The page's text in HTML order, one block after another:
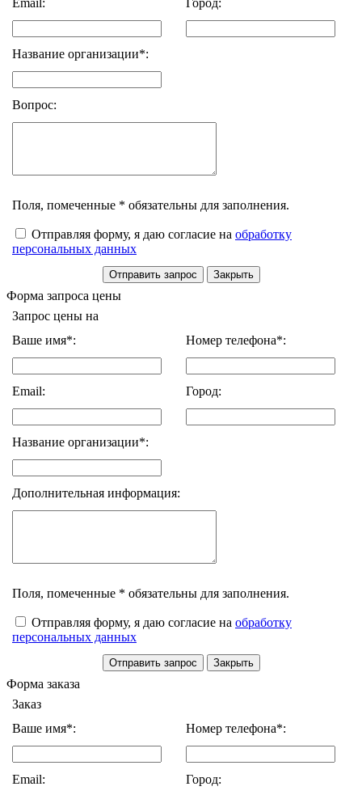
Email: Город:
Название организации*:
Вопрос:
Поля, помеченные * обязательны для заполнения.
Отправляя форму, я даю согласие на обработку
персональных данных
Форма запроса цены
Запрос цены на
Ваше имя*:
Номер телефона*:
Email: Город:
Название организации*:
Дополнительная информация:
Поля, помеченные * обязательны для заполнения.
Отправляя форму, я даю согласие на обработку
персональных данных
Форма заказа
Заказ
Ваше имя*:
Номер телефона*:
Email: Город: